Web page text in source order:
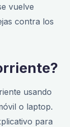
vuelve
contra los
usando
o laptop.
para